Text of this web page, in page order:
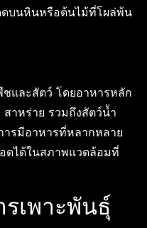
บนหินหรือต้นไม้ที่โผล่พ้น
และสัตว์ โดยอาหารหลัก
าหร่าย รวมถึงสัตว์น้ำ
ารมีอาหารที่หลากหลาย
ดได้ในสภาพแวดล้อมที่
เพาะพันธุ์